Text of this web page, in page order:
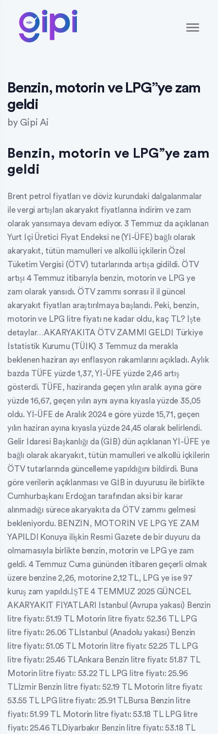
Benzin, motorin ve LPG”ye zam
geldi
by Gipi Ai
Benzin, motorin ve LPG”ye zam
geldi
Brent petrol fiyatları ve döviz kurundaki dalgalanmalar
ile vergi artışları akaryakıt fiyatlarına indirim ve zam
olarak yansımaya devam ediyor. 3 Temmuz da açıklanan
Yurt İçi Üretici Fiyat Endeksi ne (Yİ-ÜFE) bağlı olarak
akaryakıt, tütün mamulleri ve alkollü içkilerin Özel
Tüketim Vergisi (ÖTV) tutarlarında artışa gidildi. ÖTV
artışı 4 Temmuz itibarıyla benzin, motorin ve LPG ye
zam olarak yansıdı. ÖTV zammı sonrası il il güncel
akaryakıt fiyatları araştırılmaya başlandı. Peki, benzin,
motorin ve LPG litre fiyatı ne kadar oldu, kaç TL? İşte
detaylar…AKARYAKITA ÖTV ZAMMI GELDİ Türkiye
İstatistik Kurumu (TÜİK) 3 Temmuz da merakla
beklenen haziran ayı enflasyon rakamlarını açıkladı. Aylık
bazda TÜFE yüzde 1,37, Yİ-ÜFE yüzde 2,46 artış
gösterdi. TÜFE, haziranda geçen yılın aralık ayına göre
yüzde 16,67, geçen yılın aynı ayına kıyasla yüzde 35,05
oldu. Yİ-ÜFE de Aralık 2024 e göre yüzde 15,71, geçen
yılın haziran ayına kıyasla yüzde 24,45 olarak belirlendi.
Gelir İdaresi Başkanlığı da (GİB) dün açıklanan Yİ-ÜFE ye
bağlı olarak akaryakıt, tütün mamulleri ve alkollü içkilerin
ÖTV tutarlarında güncelleme yapıldığını bildirdi. Buna
göre verilerin açıklanması ve GİB in duyurusu ile birlikte
Cumhurbaşkanı Erdoğan tarafından aksi bir karar
alınmadığı sürece akaryakıta da ÖTV zammı gelmesi
bekleniyordu. BENZİN, MOTORİN VE LPG YE ZAM
YAPILDI Konuya ilişkin Resmi Gazete de bir duyuru da
olmamasıyla birlikte benzin, motorin ve LPG ye zam
geldi. 4 Temmuz Cuma gününden itibaren geçerli olmak
üzere benzine 2,26, motorine 2,12 TL, LPG ye ise 97
kuruş zam yapıldı.İŞTE 4 TEMMUZ 2025 GÜNCEL
AKARYAKIT FİYATLARI İstanbul (Avrupa yakası) Benzin
litre fiyatı: 51.19 TL Motorin litre fiyatı: 52.36 TL LPG
litre fiyatı: 26.06 TLİstanbul (Anadolu yakası) Benzin
litre fiyatı: 51.05 TL Motorin litre fiyatı: 52.25 TL LPG
litre fiyatı: 25.46 TLAnkara Benzin litre fiyatı: 51.87 TL
Motorin litre fiyatı: 53.22 TL LPG litre fiyatı: 25.96
TLİzmir Benzin litre fiyatı: 52.19 TL Motorin litre fiyatı:
53.55 TL LPG litre fiyatı: 25.91 TLBursa Benzin litre
fiyatı: 51.99 TL Motorin litre fiyatı: 53.18 TL LPG litre
fiyatı: 25.46 TLDiyarbakır Benzin litre fiyatı: 53.18 TL